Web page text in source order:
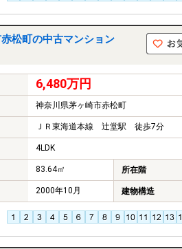
松町の中古マンション
6,480万円
神奈川県茅ヶ崎市赤松町
ＪＲ東海道本線 辻堂駅 徒歩7分
4LDK
83.64㎡ 所在階
2000年10月 建物構造